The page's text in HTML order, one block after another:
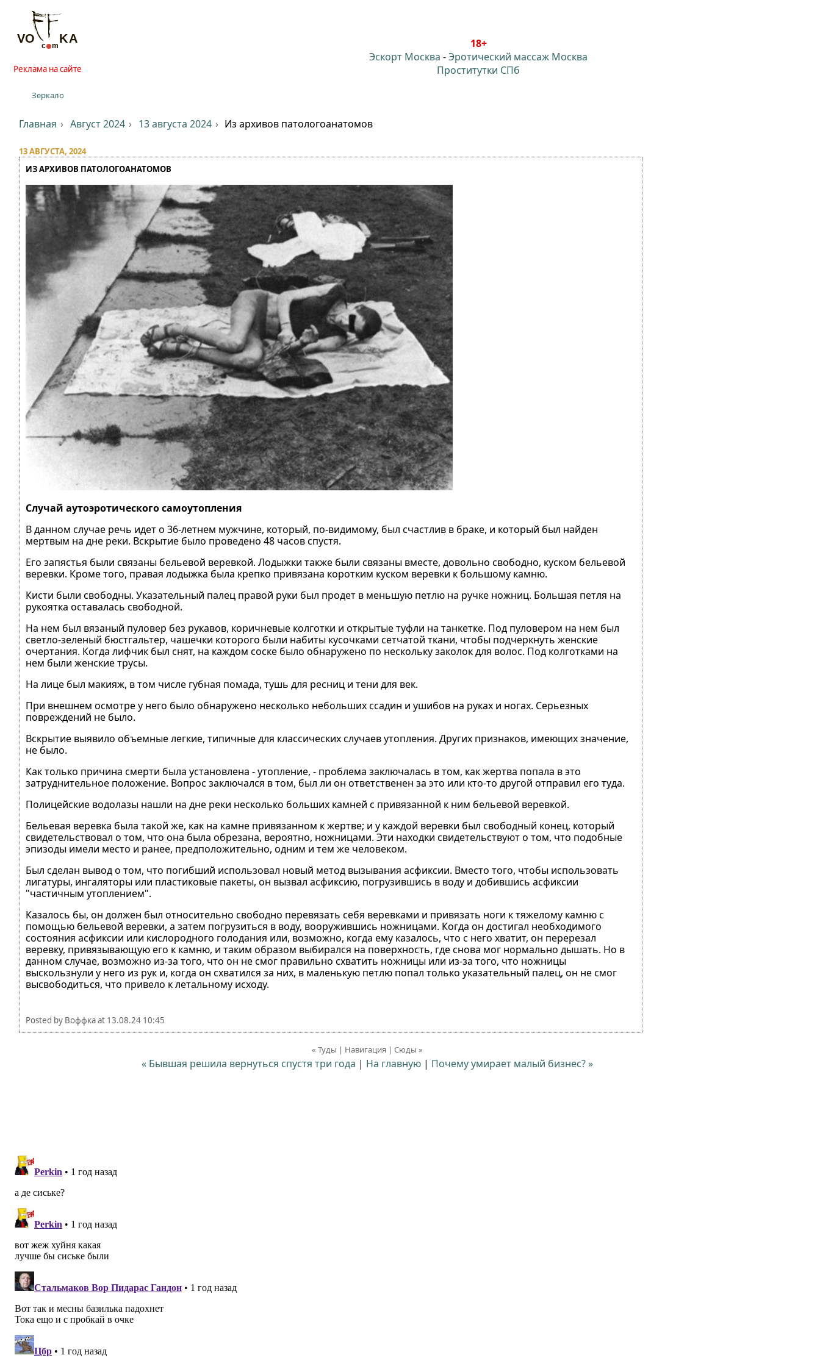
Реклама на сайте
Зеркало
18+
Эскорт Москва -Эротический массаж Москва
Проститутки СПб
Главная Август 2024 13 августа 2024 Из архивов патологоанатомов
13 АВГУСТА, 2024
ИЗ АРХИВОВ ПАТОЛОГОАНАТОМОВ
Случай аутоэротического самоутопления
В данном случае речь идет о 36-летнем мужчине, который, по-видимому, был счастлив в браке, и который был найден
мертвым на дне реки. Вскрытие было проведено 48 часов спустя.
Его запястья были связаны бельевой веревкой. Лодыжки также были связаны вместе, довольно свободно, куском бельевой
веревки. Кроме того, правая лодыжка была крепко привязана коротким куском веревки к большому камню.
Кисти были свободны. Указательный палец правой руки был продет в меньшую петлю на ручке ножниц. Большая петля на
рукоятка оставалась свободной.
На нем был вязаный пуловер без рукавов, коричневые колготки и открытые туфли на танкетке. Под пуловером на нем был
светло-зеленый бюстгальтер, чашечки которого были набиты кусочками сетчатой ткани, чтобы подчеркнуть женские
очертания. Когда лифчик был снят, на каждом соске было обнаружено по нескольку заколок для волос. Под колготками на
нем были женские трусы.
На лице был макияж, в том числе губная помада, тушь для ресниц и тени для век.
При внешнем осмотре у него было обнаружено несколько небольших ссадин и ушибов на руках и ногах. Серьезных
повреждений не было.
Вскрытие выявило объемные легкие, типичные для классических случаев утопления. Других признаков, имеющих значение,
не было.
Как только причина смерти была установлена - утопление, - проблема заключалась в том, как жертва попала в это
затруднительное положение. Вопрос заключался в том, был ли он ответственен за это или кто-то другой отправил его туда.
Полицейские водолазы нашли на дне реки несколько больших камней с привязанной к ним бельевой веревкой.
Бельевая веревка была такой же, как на камне привязанном к жертве; и у каждой веревки был свободный конец, который
свидетельствовал о том, что она была обрезана, вероятно, ножницами. Эти находки свидетельствуют о том, что подобные
эпизоды имели место и ранее, предположительно, одним и тем же человеком.
Был сделан вывод о том, что погибший использовал новый метод вызывания асфиксии. Вместо того, чтобы использовать
лигатуры, ингаляторы или пластиковые пакеты, он вызвал асфиксию, погрузившись в воду и добившись асфиксии
"частичным утоплением".
Казалось бы, он должен был относительно свободно перевязать себя веревками и привязать ноги к тяжелому камню с
помощью бельевой веревки, а затем погрузиться в воду, вооружившись ножницами. Когда он достигал необходимого
состояния асфиксии или кислородного голодания или, возможно, когда ему казалось, что с него хватит, он перерезал
веревку, привязывающую его к камню, и таким образом выбирался на поверхность, где снова мог нормально дышать. Но в
данном случае, возможно из-за того, что он не смог правильно схватить ножницы или из-за того, что ножницы
выскользнули у него из рук и, когда он схватился за них, в маленькую петлю попал только указательный палец, он не смог
высвободиться, что привело к летальному исходу.
Posted by Воффкаat 13.08.24 10:45
« Туды | Навигация | Сюды »
« Бывшая решила вернуться спустя три года | На главную | Почему умирает малый бизнес? »